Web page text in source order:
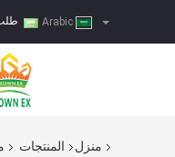
منزل المنتجات